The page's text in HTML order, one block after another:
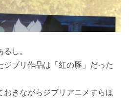
し。
ジブリ作品は「紅の豚」だった
おきながらジブリアニメすらほ